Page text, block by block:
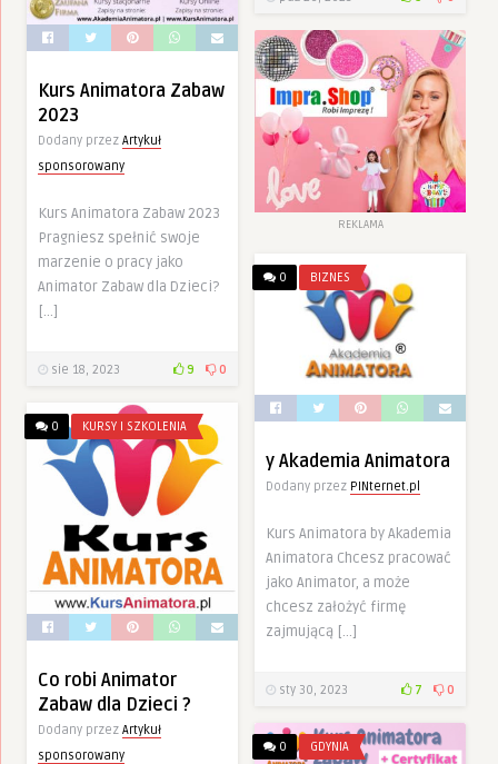
Kurs Animatora Zabaw
2023
Dodany przez Artykuł
sponsorowany
Kurs Animatora Zabaw 2023
Pragniesz spełnić swoje
marzenie o pracy jako
Animator Zabaw dla Dzieci?
[…]
sie 18, 2023 9 0
REKLAMA
0 BIZNES
y Akademia Animatora
Dodany przez PINternet.pl
Kurs Animatora by Akademia
Animatora Chcesz pracować
jako Animator, a może
chcesz założyć firmę
zajmującą […]
sty 30, 2023 7 0
0 KURSY I SZKOLENIA
Co robi Animator
Zabaw dla Dzieci ?
Dodany przez Artykuł
sponsorowany
0 GDYNIA